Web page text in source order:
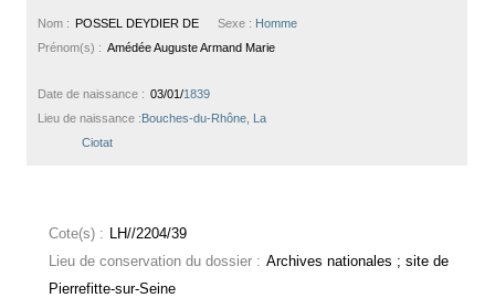
Sexe : Homme
Nom : POSSEL DEYDIER DE
Prénom(s) : Amédée Auguste Armand Marie
Date de naissance : 03/01/1839
Lieu de naissance :Bouches-du-Rhône, La
Ciotat
Cote(s) : LH//2204/39
Lieu de conservation du dossier : Archives nationales ; site de
Pierrefitte-sur-Seine